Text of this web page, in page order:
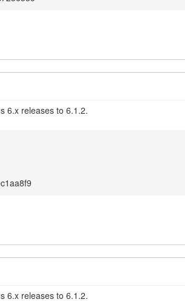
6.x releases to 6.1.2.
6.x releases to 6.1.2.